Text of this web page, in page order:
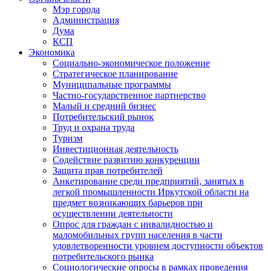
Мэр города
Администрация
Дума
КСП
Экономика
Социально-экономическое положение
Стратегическое планирование
Муниципальные программы
Частно-государственное партнерство
Малый и средний бизнес
Потребительский рынок
Труд и охрана труда
Туризм
Инвестиционная деятельность
Содействие развитию конкуренции
Защита прав потребителей
Анкетирование среди предприятий, занятых в
легкой промышленности Иркутской области на
предмет возникающих барьеров при
осуществлении деятельности
Опрос для граждан с инвалидностью и
маломобильных групп населения в части
удовлетворенности уровнем доступности объектов
потребительского рынка
Социологические опросы в рамках проведения